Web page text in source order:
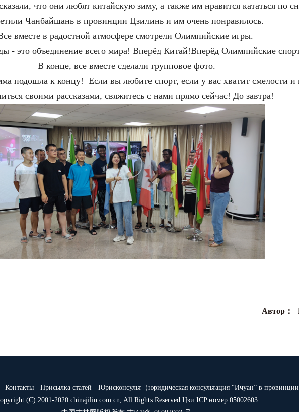
что они любят китайскую зиму, а также им нравится кататься по
Чанбайшань в провинции Цзилинь и им очень понравилось.
вместе в радостной атмосфере смотрели Олимпийские игры.
- это объединение всего мира! Вперёд Китай!Вперёд Олимпийские
В конце, все вместе сделали групповое фото.
подошла к концу! Если вы любите спорт, если у вас хватит смелости и
своими рассказами, свяжитесь с нами прямо сейчас! До завтра!
Автор：
Контакты Присылка статей
Юрисконсульт（юридическая консультация “Ичуан” в
(C) 2001-2020 chinajilin.com.cn, All Rights Reserved Цзи ICP номер 05002603